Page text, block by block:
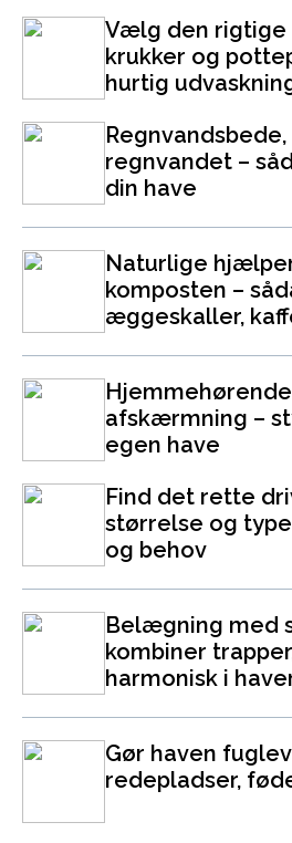
Vælg den rigtige
krukker og
hurtig
regnvandet –
din have
Naturlige
komposten –
æggeskaller,
afskærmning –
egen have
Find det rette
størrelse og
og behov
Belægning med
kombiner
harmonisk i
Gør haven
redepladser,